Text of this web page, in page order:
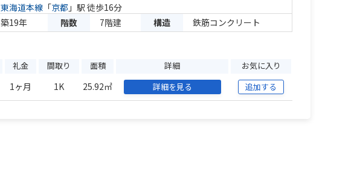
東海道本線 「京都 」駅 徒歩16分
築19年 階数 7階建 構造 鉄筋コンクリート
礼金 間取り 面積 詳細 お気に入り
1ヶ月 1K 25.92㎡ 詳細を見る 追加する